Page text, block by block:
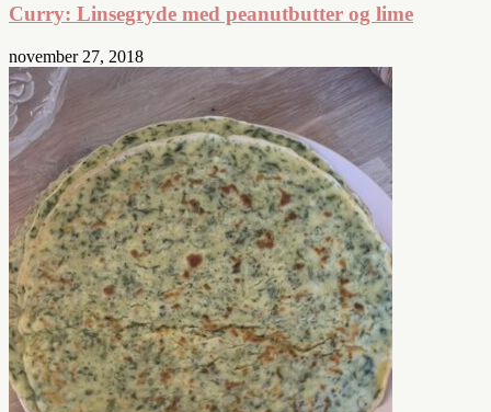
Curry: Linsegryde med peanutbutter og lime
november 27, 2018